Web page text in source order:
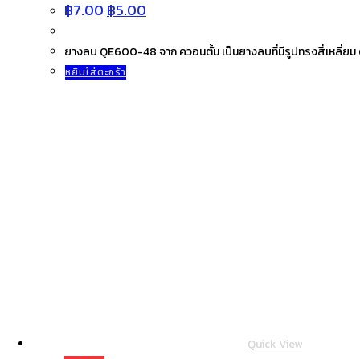
฿7.00Original
price
฿7.00.
฿5.00
price
฿5.00.
ยางลบ QE600-48 จาก ควอนตั้ม เป็นยางลบที่มีรูปทรงสี่เหลี่ยม
หยิบใส่ตะกร้า
Quick View